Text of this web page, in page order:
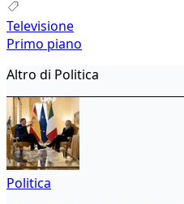
Televisione
Primo piano
Altro di Politica
Politica